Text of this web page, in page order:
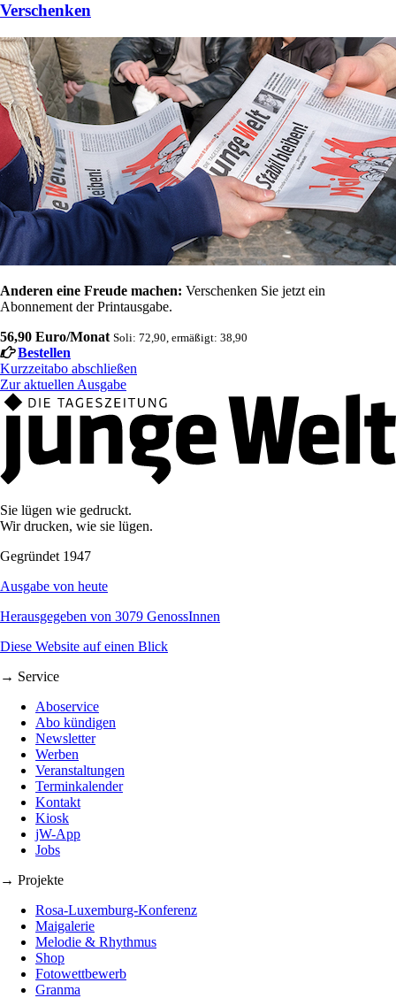
Verschenken
Anderen eine Freude machen: Verschenken Sie jetzt ein
Abonnement der Printausgabe.
56,90 Euro/Monat Soli: 72,90, ermäßigt: 38,90
Bestellen
Kurzzeitabo abschließen
Zur aktuellen Ausgabe
Sie lügen wie gedruckt.
Wir drucken, wie sie lügen.
Gegründet 1947
Ausgabe von heute
Herausgegeben von 3079 GenossInnen
Diese Website auf einen Blick
→ Service
Aboservice
Abo kündigen
Newsletter
Werben
Veranstaltungen
Terminkalender
Kontakt
Kiosk
jW-App
Jobs
→ Projekte
Rosa-Luxemburg-Konferenz
Maigalerie
Melodie & Rhythmus
Shop
Fotowettbewerb
Granma